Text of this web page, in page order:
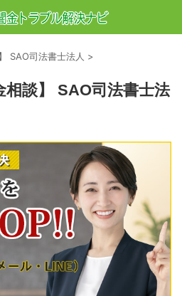
SAO司法書士法人 >
相談】 SAO司法書士法